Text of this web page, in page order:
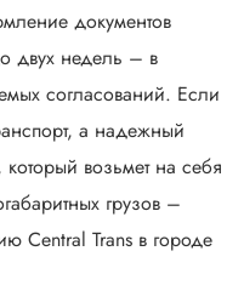
документов
двух недель – в
согласований. Если
а надежный
возьмет на себя
грузов –
Central Trans в городе